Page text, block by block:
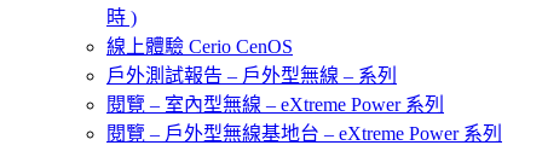
時 )
線上體驗 Cerio CenOS
戶外測試報告 – 戶外型無線 – 系列
閱覽 – 室內型無線 – eXtreme Power 系列
閱覽 – 戶外型無線基地台 – eXtreme Power 系列